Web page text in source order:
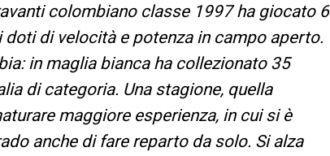
colombiano classe 1997 ha giocato 6
di velocità e potenza in campo aperto.
in maglia bianca ha collezionato 35
di categoria. Una stagione, quella
maggiore esperienza, in cui si è
anche di fare reparto da solo. Si alza